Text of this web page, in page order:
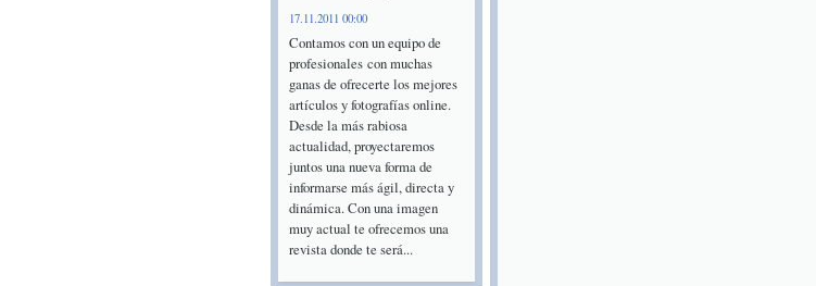
17.11.2011 00:00
Contamos con un equipo de
profesionales con muchas
ganas de ofrecerte los mejores
artículos y fotografías online.
Desde la más rabiosa
actualidad, proyectaremos
juntos una nueva forma de
informarse más ágil, directa y
dinámica. Con una imagen
muy actual te ofrecemos una
revista donde te será...